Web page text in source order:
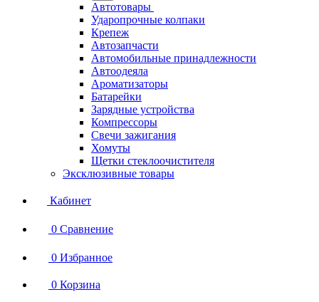
Автотовары
Ударопрочные колпаки
Крепеж
Автозапчасти
Автомобильные принадлежности
Автоодеяла
Ароматизаторы
Батарейки
Зарядные устройства
Компрессоры
Свечи зажигания
Хомуты
Щетки стеклоочистителя
Эксклюзивные товары
Кабинет
0 Сравнение
0 Избранное
0 Корзина